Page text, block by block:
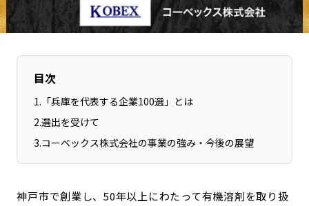
京都エリア
大阪市エリア
奈良エリア
鳥取エリア
島根エリア
岡山エリア
山口エリア
徳島エリア
高知エリア
福岡エリア
目次
1. 「兵庫を代表する企業100選」とは
2.選出を受けて
3.コーベックス株式会社の事業の強み・今後の展望
神戸市で創業し、50年以上にわたって有機溶剤を取り扱